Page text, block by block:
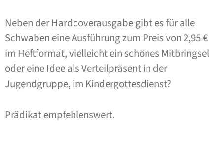
Neben der Hardcoverausgabe gibt es für alle
Schwaben eine Ausführung zum Preis von 2,95 €
im Heftformat, vielleicht ein schönes Mitbringsel
oder eine Idee als Verteilpräsent in der
Jugendgruppe, im Kindergottesdienst?
Prädikat empfehlenswert.